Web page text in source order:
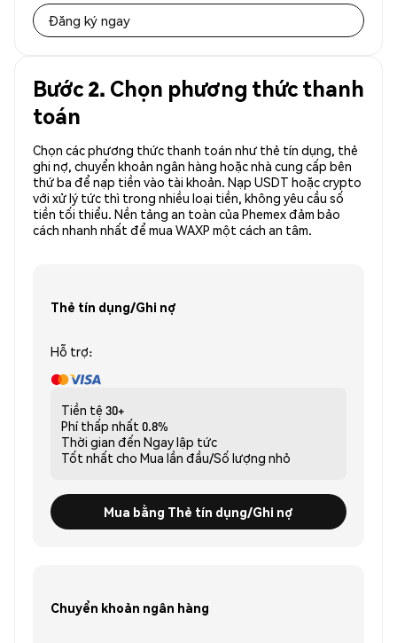
Đăng ký ngay
Bước 2. Chọn phương thức thanh
toán
Chọn các phương thức thanh toán như thẻ tín dụng, thẻ
ghi nợ, chuyển khoản ngân hàng hoặc nhà cung cấp bên
thứ ba để nạp tiền vào tài khoản. Nạp USDT hoặc crypto
với xử lý tức thì trong nhiều loại tiền, không yêu cầu số
tiền tối thiểu. Nền tảng an toàn của Phemex đảm bảo
cách nhanh nhất để mua WAXP một cách an tâm.
Thẻ tín dụng/Ghi nợ
Hỗ trợ:
Tiền tệ 30+
Phí thấp nhất 0.8%
Thời gian đến Ngay lập tức
Tốt nhất cho Mua lần đầu/Số lượng nhỏ
Mua bằng Thẻ tín dụng/Ghi nợ
Chuyển khoản ngân hàng